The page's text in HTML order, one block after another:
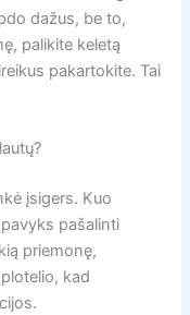
dažus, be to,
palikite keletą
pakartokite. Tai
įsigers. Kuo
pašalinti
priemonę,
kad